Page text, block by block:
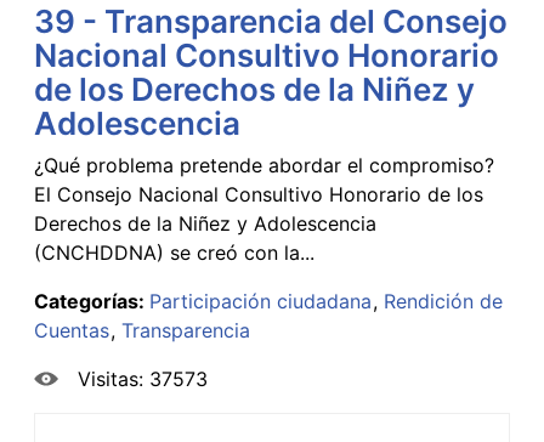
39 - Transparencia del Consejo
Nacional Consultivo Honorario
de los Derechos de la Niñez y
Adolescencia
¿Qué problema pretende abordar el compromiso?
El Consejo Nacional Consultivo Honorario de los
Derechos de la Niñez y Adolescencia
(CNCHDDNA) se creó con la...
Categorías: Participación ciudadana Rendición de
Cuentas Transparencia
Visitas: 37573